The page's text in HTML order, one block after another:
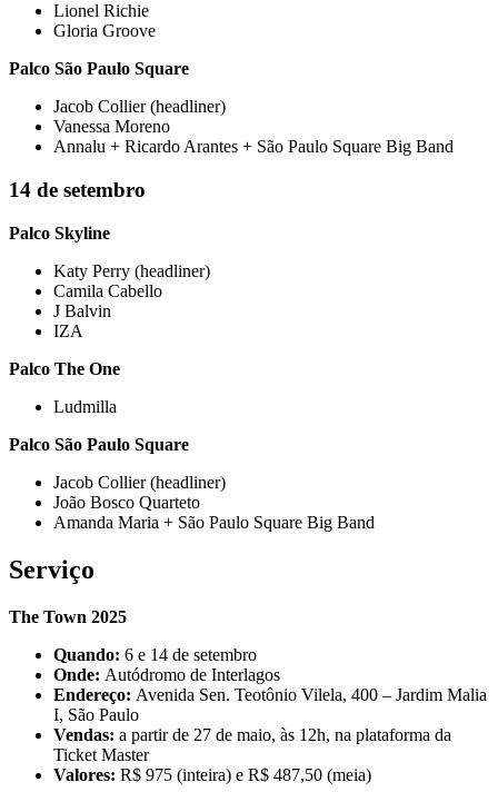
Lionel Richie
Gloria Groove
Palco São Paulo Square
Jacob Collier (headliner)
Vanessa Moreno
Annalu + Ricardo Arantes + São Paulo Square Big Band
14 de setembro
Palco Skyline
Katy Perry (headliner)
Camila Cabello
J Balvin
IZA
Palco The One
Ludmilla
Palco São Paulo Square
Jacob Collier (headliner)
João Bosco Quarteto
Amanda Maria + São Paulo Square Big Band
Serviço
The Town 2025
Quando: 6 e 14 de setembro
Onde: Autódromo de Interlagos
Endereço: Avenida Sen. Teotônio Vilela, 400 – Jardim Malia
I, São Paulo
Vendas: a partir de 27 de maio, às 12h, na plataforma da
Ticket Master
Valores: R$ 975 (inteira) e R$ 487,50 (meia)